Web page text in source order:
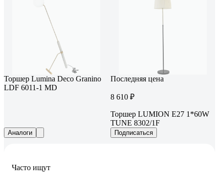
Торшер Lumina Deco Granino
LDF 6011-1 MD
Аналоги
Последняя цена
8 610 ₽
Торшер LUMION Е27 1*60W
TUNE 8302/1F
Подписаться
Часто ищут